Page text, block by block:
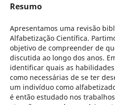
Resumo
Apresentamos uma revisão
Alfabetização Científica.
objetivo de compreender de
discutida ao longo dos anos.
identificar quais as
como necessárias de se ter
um indivíduo como
é então estudado nos